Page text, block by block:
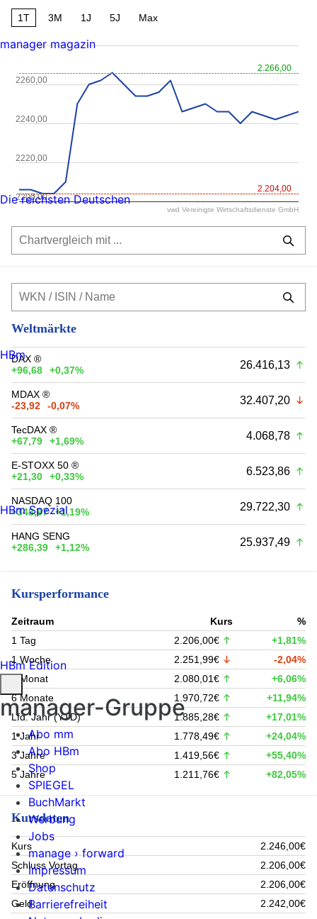
1T 3M 1J 5J Max
2.266,00
2.204,00
2200,00
2220,00
2240,00
2260,00
vwd Vereinigte Wirtschaftsdienste GmbH
Weltmärkte
DAX ®
+96,68
+0,37% 26.416,13
MDAX ®
-23,92
-0,07% 32.407,20
TecDAX ®
+67,79
+1,69% 4.068,78
E-STOXX 50 ®
+21,30
+0,33% 6.523,86
NASDAQ 100
+348,97
+1,19% 29.722,30
HANG SENG
+286,39
+1,12% 25.937,49
Kursperformance
Zeitraum Kurs
%
1 Tag
2.206,00€
+1,81%
1 Woche
2.251,99€
-2,04%
1 Monat
2.080,01€
+6,06%
6 Monate
1.970,72€
+11,94%
Lfd. Jahr (YTD)
1.885,28€
+17,01%
1 Jahr
1.778,49€
+24,04%
3 Jahre
1.419,56€
+55,40%
5 Jahre
1.211,76€ +82,05%
Kursdaten
Kurs
2.246,00€
Schluss Vortag
2.206,00€
Eröffnung
2.206,00€
Geld
2.242,00€
manager magazin
Die reichsten Deutschen
HBm
HBm Spezial
HBm Edition
manager-Gruppe
Abo mm
Abo HBm
Shop
SPIEGEL
BuchMarkt
Werbung
Jobs
manage › forward
Impressum
Datenschutz
Barrierefreiheit